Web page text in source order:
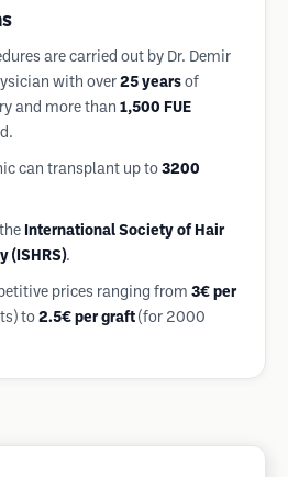
are carried out by Dr. Demir
with over 25 years of
and more than 1,500 FUE
can transplant up to 3200
International Society of Hair
(ISHRS).
prices ranging from 3€ per
to 2.5€ per graft (for 2000